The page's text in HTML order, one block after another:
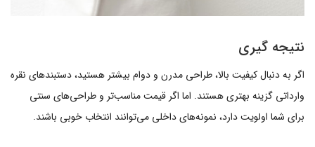
نتیجه گیری
اگر به دنبال کیفیت بالا، طراحی مدرن و دوام بیشتر هستید، دستبندهای نقره
وارداتی گزینه بهتری هستند. اما اگر قیمت مناسب‌تر و طراحی‌های سنتی
برای شما اولویت دارد، نمونه‌های داخلی می‌توانند انتخاب خوبی باشند.